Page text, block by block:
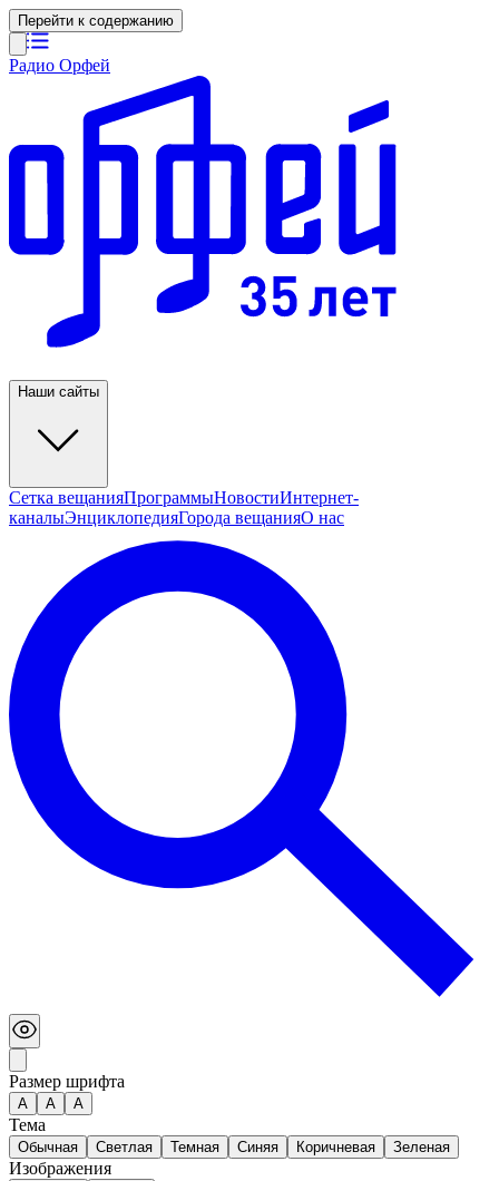
Перейти к содержанию
Радио Орфей
Наши сайты
Сетка вещанияПрограммыНовостиИнтернет-
каналыЭнциклопедияГорода вещанияО нас
Размер шрифта
А A A
Тема
Обычная Светлая Темная Синяя Коричневая Зеленая
Изображения